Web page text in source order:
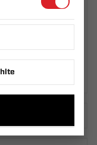
/ BAU
herunter